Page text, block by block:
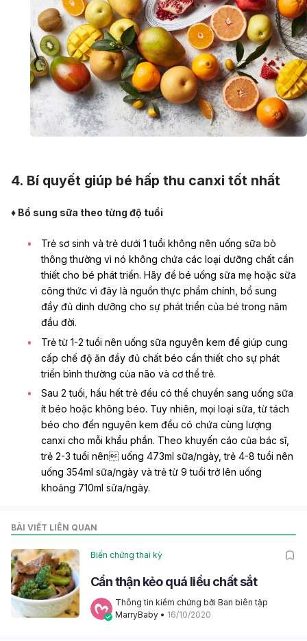
4. Bí quyết giúp bé hấp thu canxi tốt nhất
♦ Bổ sung sữa theo từng độ tuổi
Trẻ sơ sinh và trẻ dưới 1 tuổi không nên uống sữa bò
thông thường vì nó không chứa các loại dưỡng chất cần
thiết cho bé phát triển. Hãy để bé uống sữa mẹ hoặc sữa
công thức vì đây là nguồn thực phẩm chính, bổ sung
đầy đủ dinh dưỡng cho sự phát triển của bé trong năm
đầu đời.
Trẻ từ 1-2 tuổi nên uống sữa nguyên kem để giúp cung
cấp chế độ ăn đầy đủ chất béo cần thiết cho sự phát
triển bình thường của não và cơ thể trẻ.
Sau 2 tuổi, hầu hết trẻ đều có thể chuyển sang uống sữa
ít béo hoặc không béo. Tuy nhiên, mọi loại sữa, từ tách
béo cho đến nguyên kem đều có chứa cùng lượng
canxi cho mỗi khẩu phần. Theo khuyến cáo của bác sĩ,
trẻ 2-3 tuổi nên uống 473ml sữa/ngày, trẻ 4-8 tuổi nên
uống 354ml sữa/ngày và trẻ từ 9 tuổi trở lên uống
khoảng 710ml sữa/ngày.
BÀI VIẾT LIÊN QUAN
Biến chứng thai kỳ
Cẩn thận kẻo quá liều chất sắt
Thông tin kiểm chứng bởi Ban biên tập
MarryBaby • 16/10/2020